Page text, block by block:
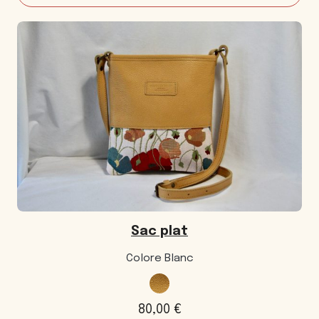
Sac
Lacet
Sac plat
Colore Blanc
80,00 €